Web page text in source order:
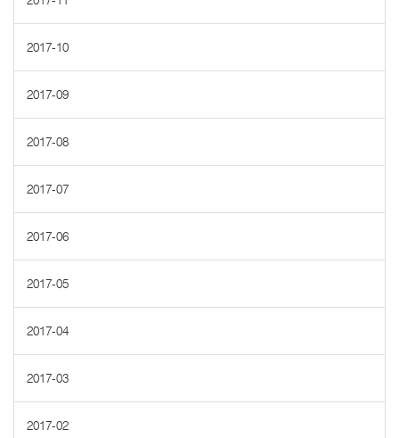
2017-10
2017-09
2017-08
2017-07
2017-06
2017-05
2017-04
2017-03
2017-02